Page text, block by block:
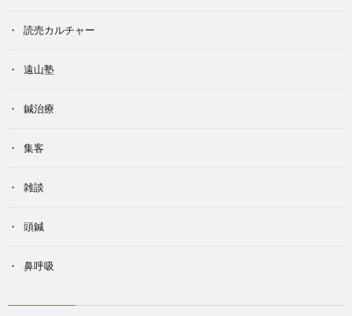
読売カルチャー
遠山塾
鍼治療
集客
雑談
頭鍼
鼻呼吸